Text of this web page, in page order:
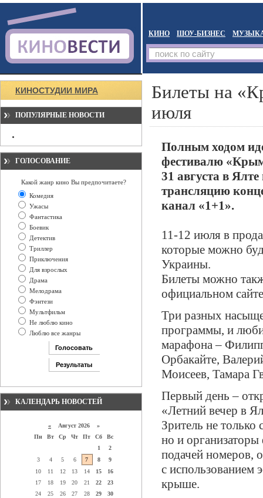
КИНО ШОУ-БИЗНЕС
КИНОСТУДИИ МИРА
ПОПУЛЯРНЫЕ НОВОСТИ
ГОЛОСОВАНИЕ
Какой жанр кино Вы предпочитаете?
Комедия
Ужасы
Фантастика
Боевик
Детектив
Триллер
Приключения
Для взрослых
Драма
Мелодрама
Фэнтези
Мультфильм
Не люблю кино
Люблю все жанры
КАЛЕНДАРЬ НОВОСТЕЙ
« Август 2026 »
Пн
Вт Ср Чт Пт Сб
Вс
1
2
3
4 5 6 7 8
9
10
11 12 13 14 15
16
17
18 19 20 21 22
23
24
25 26 27 28 29
30
Билеты на
июля
Полным ходом
фестивалю
31 августа в
трансляцию
канал «1+1».
11-12 июля в
которые можно
Украины.
Билеты можно
официальном
Три разных
программы, и
марафона –
Орбакайте,
Моисеев, Тамара
Первый день –
«Летний вечер в
Зритель не
но и
подачей номеров,
с использованием
крыше.